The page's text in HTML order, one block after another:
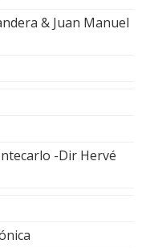
& Juan Manuel
-Dir Hervé